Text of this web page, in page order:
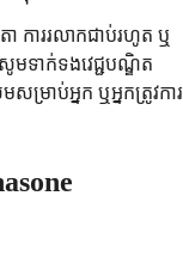
ា ការរលាកជាប់រហូត ឬ
សូមទាក់ទងវេជ្ជបណ្ឌិត
សម្រាប់អ្នក ឬអ្នកត្រូវការ